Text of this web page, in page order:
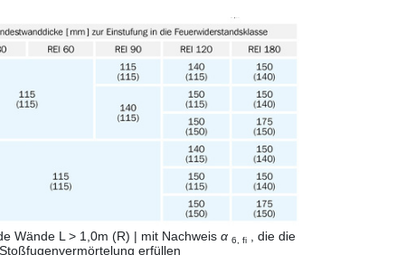
Wände L > 1,0m (R) | mit Nachweis α 6, fi
, die die
erfüllen